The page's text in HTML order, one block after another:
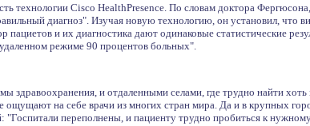
технологии Cisco HealthPresence. По словам доктора
диагноз". Изучая новую технологию, он установил, что
и их диагностика дают одинаковые статистические
режиме 90 процентов больных".
и отдаленными селами, где трудно найти хоть
ощущают на себе врачи из многих стран мира. Да и в крупных
переполнены, и пациенту трудно пробиться к